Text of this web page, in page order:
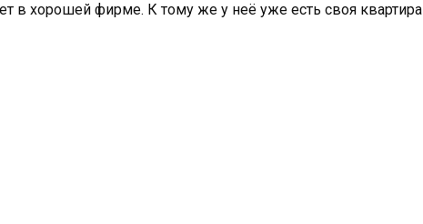
в хорошей фирме. К тому же у неё уже есть своя квартира